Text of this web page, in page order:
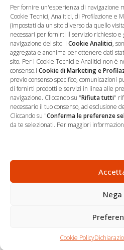
Per fornire un'esperienza di navigazione
Cookie Tecnici, Analitici, di Profilazione e
(impostati da un sito diverso da quello
necessari per fornirti il servizio richiesto
navigazione del sito. I Cookie Analitici,
aggregata e anonima per ottenere dati
sito. Per i Cookie Tecnici e Analitici non è
consenso.I Cookie di Marketing e
previo consenso specifico, comunicazioni
di fornirti prodotti e servizi in linea alle
navigazione. Cliccando su "Rifiuta tutti"
necessario il tuo consenso, ad esclusione
Cliccando su "Conferma le preferenze
da te selezionati. Per maggiori
Nega
Cookie Policy
prossima volta che commento.
…
Shop